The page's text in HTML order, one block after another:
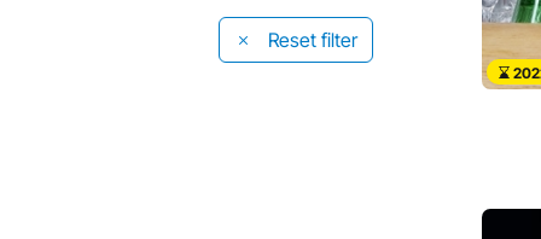
Reset filter